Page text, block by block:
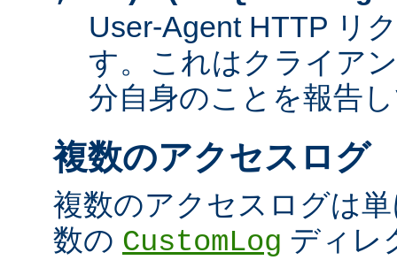
User-Agent HTTP リ
す。これはクライア
分自身のことを報告
複数のアクセスログ
複数のアクセスログは
数の CustomLog ディレ